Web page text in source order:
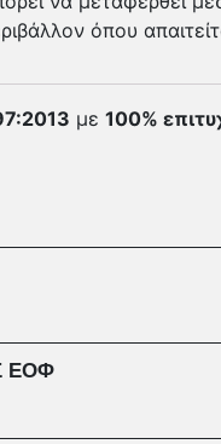
όπου
με 100%
ΕΟΦ